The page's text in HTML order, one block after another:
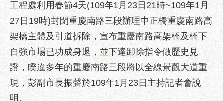
訊
公
開
優
良
事
蹟
工程處利用春節4天(109年1月23日21時~109年1月
27日19時)封閉重慶南路三段辦理中正橋重慶南路高
架橋主體及引道拆除，宣布重慶南路高架橋及橋下
自強市場已功成身退，並下達卸除指令做歷史見
證，睽違多年的重慶南路三段將以全線景觀大道重
現，彭副市長振聲於109年1月23日主持記者會說
明。